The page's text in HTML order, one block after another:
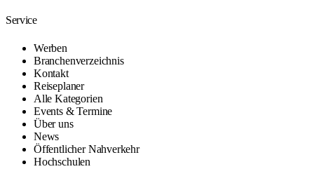
Service
Werben
Branchenverzeichnis
Kontakt
Reiseplaner
Alle Kategorien
Events & Termine
Über uns
News
Öffentlicher Nahverkehr
Hochschulen